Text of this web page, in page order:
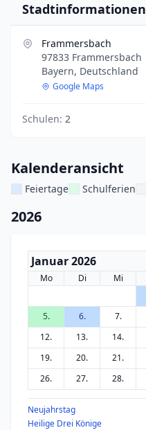
Stadtinformationen
Frammersbach
97833 Frammersbach
Bayern, Deutschland
Google Maps
Schulen: 2
Kalenderansicht
Feiertage Schulferien
2026
Januar 2026
Mo Di Mi
5.
6. 7.
12.
13. 14.
19.
20. 21.
26.
27. 28.
Neujahrstag
Heilige Drei Könige